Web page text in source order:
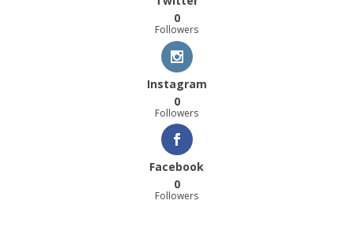
0
Followers
Instagram
0
Followers
Facebook
0
Followers